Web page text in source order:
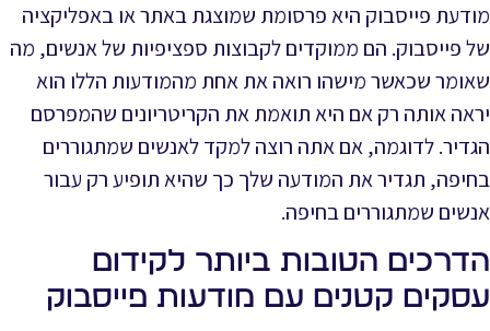
מודעת פייסבוק היא פרסומת שמוצגת באתר או באפליקציה
של פייסבוק. הם ממוקדים לקבוצות ספציפיות של אנשים, מה
שאומר שכאשר מישהו רואה את אחת מהמודעות הללו הוא
יראה אותה רק אם היא תואמת את הקריטריונים שהמפרסם
הגדיר. לדוגמה, אם אתה רוצה למקד לאנשים שמתגוררים
בחיפה, תגדיר את המודעה שלך כך שהיא תופיע רק עבור
אנשים שמתגוררים בחיפה.
הדרכים הטובות ביותר לקידום
עסקים קטנים עם מודעות פייסבוק